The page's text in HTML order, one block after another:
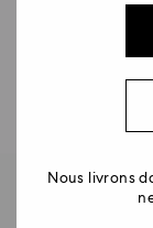
Nous livrons